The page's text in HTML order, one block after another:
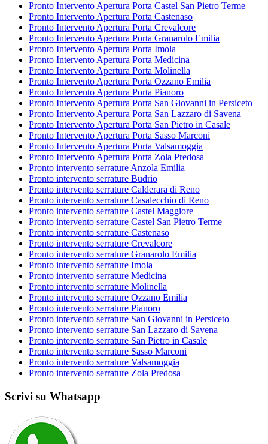
Pronto Intervento Apertura Porta Castel San Pietro Terme
Pronto Intervento Apertura Porta Castenaso
Pronto Intervento Apertura Porta Crevalcore
Pronto Intervento Apertura Porta Granarolo Emilia
Pronto Intervento Apertura Porta Imola
Pronto Intervento Apertura Porta Medicina
Pronto Intervento Apertura Porta Molinella
Pronto Intervento Apertura Porta Ozzano Emilia
Pronto Intervento Apertura Porta Pianoro
Pronto Intervento Apertura Porta San Giovanni in Persiceto
Pronto Intervento Apertura Porta San Lazzaro di Savena
Pronto Intervento Apertura Porta San Pietro in Casale
Pronto Intervento Apertura Porta Sasso Marconi
Pronto Intervento Apertura Porta Valsamoggia
Pronto Intervento Apertura Porta Zola Predosa
Pronto intervento serrature Anzola Emilia
Pronto intervento serrature Budrio
Pronto intervento serrature Calderara di Reno
Pronto intervento serrature Casalecchio di Reno
Pronto intervento serrature Castel Maggiore
Pronto intervento serrature Castel San Pietro Terme
Pronto intervento serrature Castenaso
Pronto intervento serrature Crevalcore
Pronto intervento serrature Granarolo Emilia
Pronto intervento serrature Imola
Pronto intervento serrature Medicina
Pronto intervento serrature Molinella
Pronto intervento serrature Ozzano Emilia
Pronto intervento serrature Pianoro
Pronto intervento serrature San Giovanni in Persiceto
Pronto intervento serrature San Lazzaro di Savena
Pronto intervento serrature San Pietro in Casale
Pronto intervento serrature Sasso Marconi
Pronto intervento serrature Valsamoggia
Pronto intervento serrature Zola Predosa
Scrivi su Whatsapp